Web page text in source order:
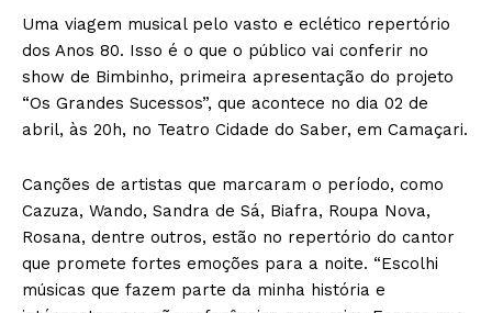
Uma viagem musical pelo vasto e eclético repertório
dos Anos 80. Isso é o que o público vai conferir no
show de Bimbinho, primeira apresentação do projeto
“Os Grandes Sucessos”, que acontece no dia 02 de
abril, às 20h, no Teatro Cidade do Saber, em Camaçari.
Canções de artistas que marcaram o período, como
Cazuza, Wando, Sandra de Sá, Biafra, Roupa Nova,
Rosana, dentre outros, estão no repertório do cantor
que promete fortes emoções para a noite. “Escolhi
músicas que fazem parte da minha história e